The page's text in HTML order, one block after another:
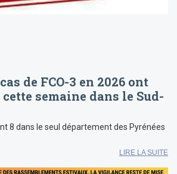
de FCO-3 en 2026 ont
semaine dans le Sud-
8 dans le seul département des Pyrénées
LIRE LA SUITE